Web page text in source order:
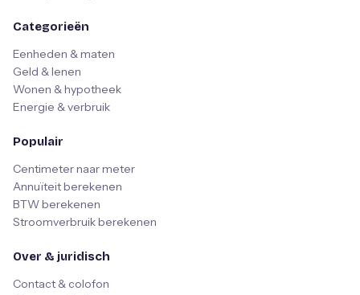
Categorieën
Eenheden & maten
Geld & lenen
Wonen & hypotheek
Energie & verbruik
Populair
Centimeter naar meter
Annuïteit berekenen
BTW berekenen
Stroomverbruik berekenen
Over & juridisch
Contact & colofon